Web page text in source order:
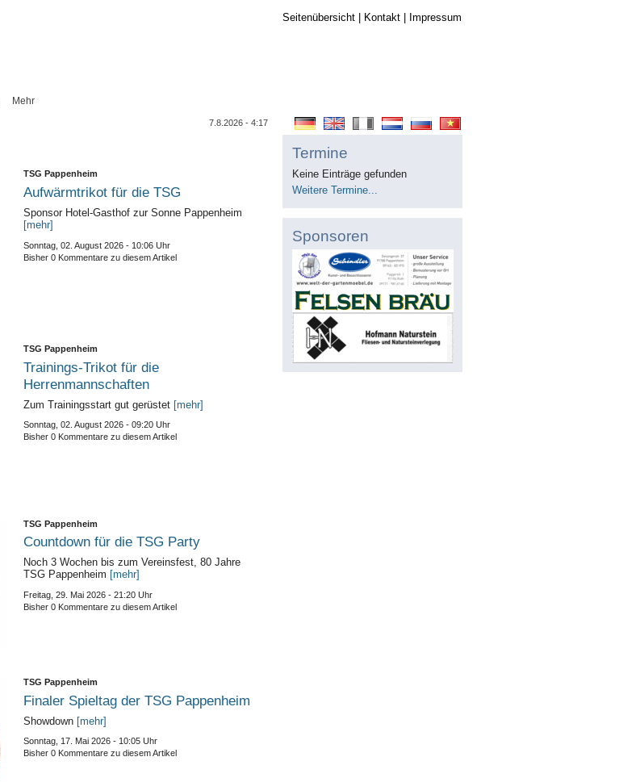
Seitenübersicht| Kontakt| Impressum
Mehr
7.8.2026 - 4:17
Termine
Keine Einträge gefunden
Weitere Termine...
Sponsoren
TSG Pappenheim
Aufwärmtrikot für die TSG
Sponsor Hotel-Gasthof zur Sonne Pappenheim
[mehr]
Sonntag, 02. August 2026 - 10:06 Uhr
Bisher 0 Kommentare zu diesem Artikel
TSG Pappenheim
Trainings-Trikot für die
Herrenmannschaften
Zum Trainingsstart gut gerüstet [mehr]
Sonntag, 02. August 2026 - 09:20 Uhr
Bisher 0 Kommentare zu diesem Artikel
TSG Pappenheim
Countdown für die TSG Party
Noch 3 Wochen bis zum Vereinsfest, 80 Jahre
TSG Pappenheim [mehr]
Freitag, 29. Mai 2026 - 21:20 Uhr
Bisher 0 Kommentare zu diesem Artikel
TSG Pappenheim
Finaler Spieltag der TSG Pappenheim
Showdown [mehr]
Sonntag, 17. Mai 2026 - 10:05 Uhr
Bisher 0 Kommentare zu diesem Artikel